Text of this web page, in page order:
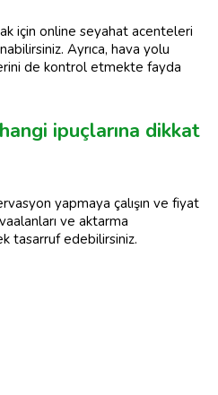
için online seyahat acenteleri
Ayrıca, hava yolu
de kontrol etmekte fayda
ipuçlarına dikkat
yapmaya çalışın ve fiyat
ve aktarma
tasarruf edebilirsiniz.